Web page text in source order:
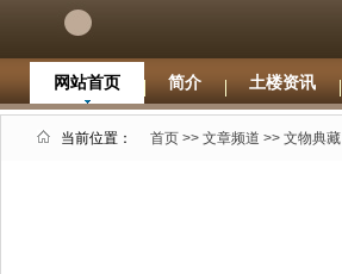
网站首页 简介 土楼资讯
当前位置： 首页 >> 文章频道 >> 文物典藏